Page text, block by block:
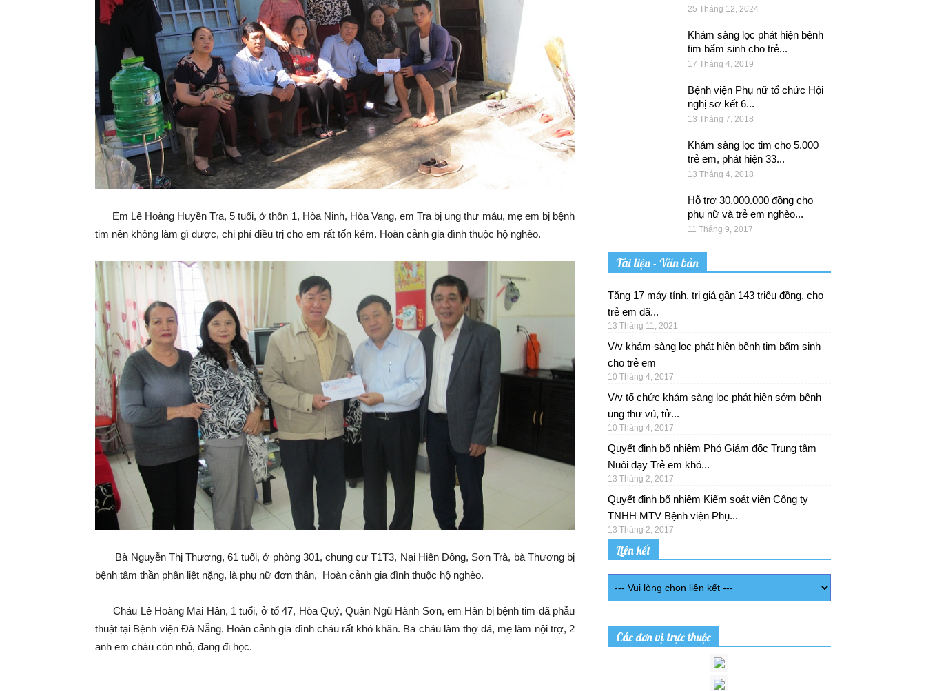
Em Lê Hoàng Huyền Tra, 5 tuổi, ở thôn 1, Hòa Ninh, Hòa Vang, em Tra bị ung thư máu, mẹ em bị bệnh
tim nên không làm gì được, chi phí điều trị cho em rất tốn kém. Hoàn cảnh gia đình thuộc hộ nghèo.
Bà Nguyễn Thị Thương, 61 tuổi, ở phòng 301, chung cư T1T3, Nại Hiên Đông, Sơn Trà, bà Thương bị
bệnh tâm thần phân liệt nặng, là phụ nữ đơn thân, Hoàn cảnh gia đình thuộc hộ nghèo.
Cháu Lê Hoàng Mai Hân, 1 tuổi, ở tổ 47, Hòa Quý, Quận Ngũ Hành Sơn, em Hân bị bệnh tim đã phẫu
thuật tại Bệnh viện Đà Nẵng. Hoàn cảnh gia đình cháu rất khó khăn. Ba cháu làm thợ đá, mẹ làm nội trợ, 2
anh em cháu còn nhỏ, đang đi học.
25 Tháng 12, 2024
Khám sàng lọc phát hiện bệnh
tim bẩm sinh cho trẻ...
17 Tháng 4, 2019
Bệnh viện Phụ nữ tổ chức Hội
nghị sơ kết 6...
13 Tháng 7, 2018
Khám sàng lọc tim cho 5.000
trẻ em, phát hiện 33...
13 Tháng 4, 2018
Hỗ trợ 30.000.000 đồng cho
phụ nữ và trẻ em nghèo...
11 Tháng 9, 2017
Tài liệu - Văn bản
Tặng 17 máy tính, trị giá gần 143 triệu đồng, cho
trẻ em đã...
13 Tháng 11, 2021
V/v khám sàng lọc phát hiện bệnh tim bẩm sinh
cho trẻ em
10 Tháng 4, 2017
V/v tổ chức khám sàng lọc phát hiện sớm bệnh
ung thư vú, tử...
10 Tháng 4, 2017
Quyết định bổ nhiệm Phó Giám đốc Trung tâm
Nuôi dạy Trẻ em khó...
13 Tháng 2, 2017
Quyết định bổ nhiệm Kiểm soát viên Công ty
TNHH MTV Bệnh viện Phụ...
13 Tháng 2, 2017
Liên kết
Các đơn vị trực thuộc